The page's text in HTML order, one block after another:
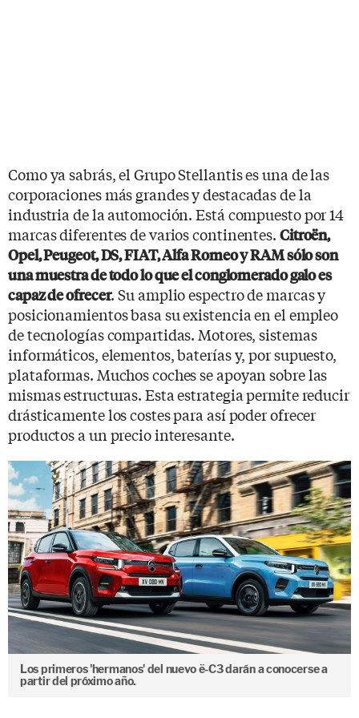
Como ya sabrás, el Grupo Stellantis es una de las
corporaciones más grandes y destacadas de la
industria de la automoción. Está compuesto por 14
marcas diferentes de varios continentes. Citroën,
Opel, Peugeot, DS, FIAT, Alfa Romeo y RAM sólo son
una muestra de todo lo que el conglomerado galo es
capaz de ofrecer. Su amplio espectro de marcas y
posicionamientos basa su existencia en el empleo
de tecnologías compartidas. Motores, sistemas
informáticos, elementos, baterías y, por supuesto,
plataformas. Muchos coches se apoyan sobre las
mismas estructuras. Esta estrategia permite reducir
drásticamente los costes para así poder ofrecer
productos a un precio interesante.
Los primeros 'hermanos' del nuevo ë-C3 darán a conocerse a
partir del próximo año.